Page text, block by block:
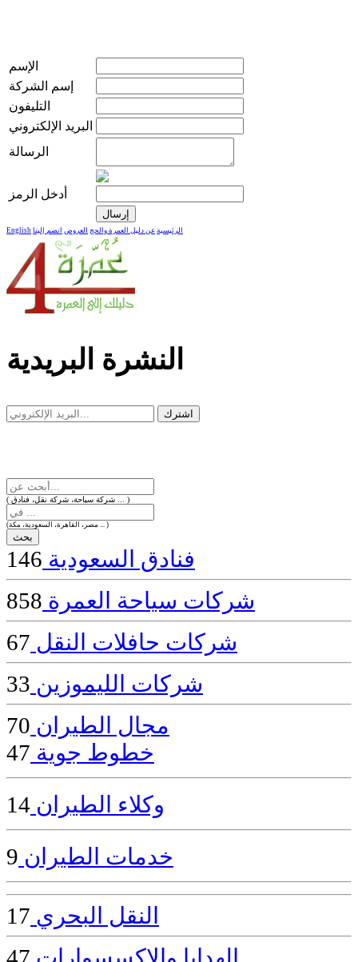
الإسم
إسم الشركة
التليفون
البريد الإلكتروني
الرسالة
أدخل الرمز
dealer
casinos
online
livedealercasino.online
English الرئيسية عن دليل العمرة والحج العروض انضم إلينا
النشرة البريدية
( شركة سياحة، شركة نقل، فنادق ... )
(مصر، القاهرة، السعودية، مكة ... )
فنادق السعودية 146
شركات سياحة العمرة 858
شركات حافلات النقل 67
شركات الليموزين 33
مجال الطيران 70
خطوط جوية 47
وكلاء الطيران 14
خدمات الطيران 9
النقل البحري 17